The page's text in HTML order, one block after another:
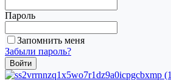
Пароль
Запомнить меня
Забыли пароль?